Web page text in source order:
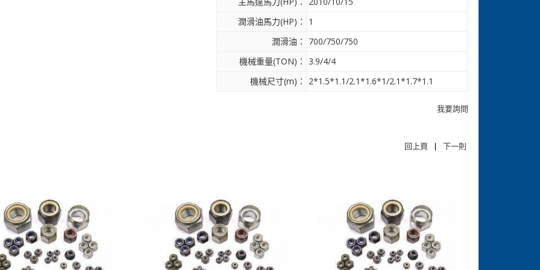
潤滑油馬力(HP)：
1
潤滑油：
700/750/750
機械重量(TON)：
3.9/4/4
機械尺寸(m)：
2*1.5*1.1/2.1*1.6*1/2.1*1.7*1.1
我要詢問
回上頁 | 下一則